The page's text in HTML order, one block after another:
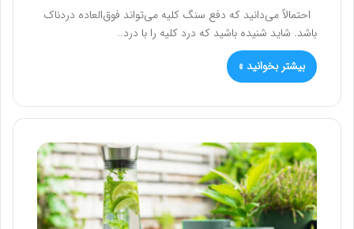
احتمالاً می‌دانید که دفع سنگ کلیه می‌تواند فوق‌العاده دردناک
باشد. شاید شنیده باشید که درد کلیه را با درد…
بیشتر بخوانید »